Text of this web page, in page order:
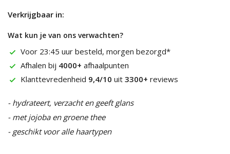
Verkrijgbaar in:
Wat kun je van ons verwachten?
Voor 23:45 uur besteld, morgen bezorgd*
Afhalen bij 4000+ afhaalpunten
Klanttevredenheid 9,4/10 uit 3300+ reviews
- hydrateert, verzacht en geeft glans
- met jojoba en groene thee
- geschikt voor alle haartypen